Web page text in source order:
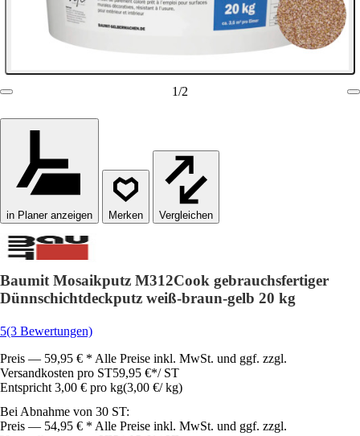
1/2
in Planer anzeigen Vergleichen
Baumit Mosaikputz M312Cook gebrauchsfertiger
Dünnschichtdeckputz weiß-braun-gelb 20 kg
5(3 Bewertungen)
Preis — 59,95 € * Alle Preise inkl. MwSt. und ggf. zzgl.
Versandkosten pro ST59,95 €*/ ST
Entspricht 3,00 € pro kg(3,00 €/ kg)
Bei Abnahme von 30 ST:
Preis — 54,95 € * Alle Preise inkl. MwSt. und ggf. zzgl.